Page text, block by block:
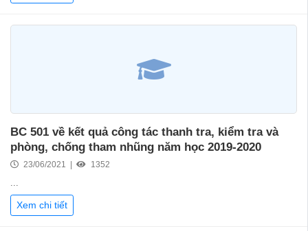
BC 501 về kết quả công tác thanh tra, kiểm tra và
phòng, chống tham nhũng năm học 2019-2020
23/06/2021 | 1352
...
Xem chi tiết